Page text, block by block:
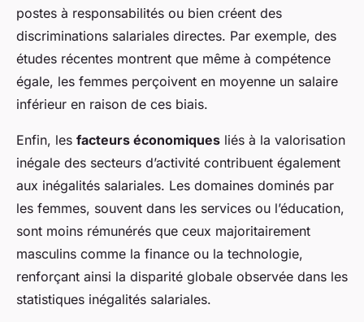
postes à responsabilités ou bien créent des
discriminations salariales directes. Par exemple, des
études récentes montrent que même à compétence
égale, les femmes perçoivent en moyenne un salaire
inférieur en raison de ces biais.
Enfin, les facteurs économiques liés à la valorisation
inégale des secteurs d’activité contribuent également
aux inégalités salariales. Les domaines dominés par
les femmes, souvent dans les services ou l’éducation,
sont moins rémunérés que ceux majoritairement
masculins comme la finance ou la technologie,
renforçant ainsi la disparité globale observée dans les
statistiques inégalités salariales.